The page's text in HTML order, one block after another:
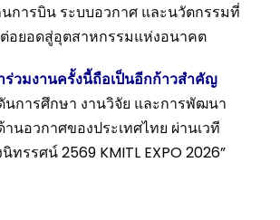
การบิน ระบบอวกาศ และนวัตกรรมที่
อยอดสู่อุตสาหกรรมแห่งอนาคต
ร่วมงานครั้งนี้ถือเป็นอีกก้าวสำคัญ
นการศึกษา งานวิจัย และการพัฒนา
นอวกาศของประเทศไทย ผ่านเวที
ทรรศน์ 2569 KMITL EXPO 2026”